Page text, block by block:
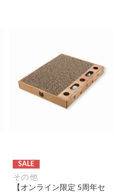
SALE
その他
【オンライン限定 5周年セ